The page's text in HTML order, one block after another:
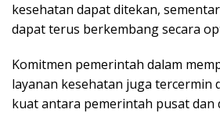
kesehatan dapat ditekan,
dapat terus berkembang secara
Komitmen pemerintah dalam
layanan kesehatan juga tercermin
kuat antara pemerintah pusat dan